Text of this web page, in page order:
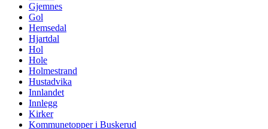
Gjemnes
Gol
Hemsedal
Hjartdal
Hol
Hole
Holmestrand
Hustadvika
Innlandet
Innlegg
Kirker
Kommunetopper i Buskerud